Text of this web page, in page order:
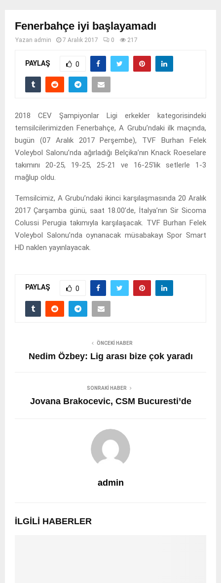
Fenerbahçe iyi başlayamadı
Yazan admin 7 Aralık 2017 0 217
PAYLAŞ 0
2018 CEV Şampiyonlar Ligi erkekler kategorisindeki
temsilcilerimizden Fenerbahçe, A Grubu’ndaki ilk maçında,
bugün (07 Aralık 2017 Perşembe), TVF Burhan Felek
Voleybol Salonu’nda ağırladığı Belçika’nın Knack Roeselare
takımını 20-25, 19-25, 25-21 ve 16-25’lik setlerle 1-3
mağlup oldu.
Temsilcimiz, A Grubu’ndaki ikinci karşılaşmasında 20 Aralık
2017 Çarşamba günü, saat 18.00’de, İtalya’nın Sir Sicoma
Colussi Perugia takımıyla karşılaşacak. TVF Burhan Felek
Voleybol Salonu’nda oynanacak müsabakayı Spor Smart
HD naklen yayınlayacak.
PAYLAŞ 0
ÖNCEKI HABER
Nedim Özbey: Lig arası bize çok yaradı
SONRAKI HABER
Jovana Brakocevic, CSM Bucuresti’de
admin
İLGILI HABERLER